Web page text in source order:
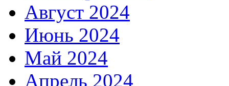
Август 2024
Июнь 2024
Май 2024
Апрель 2024